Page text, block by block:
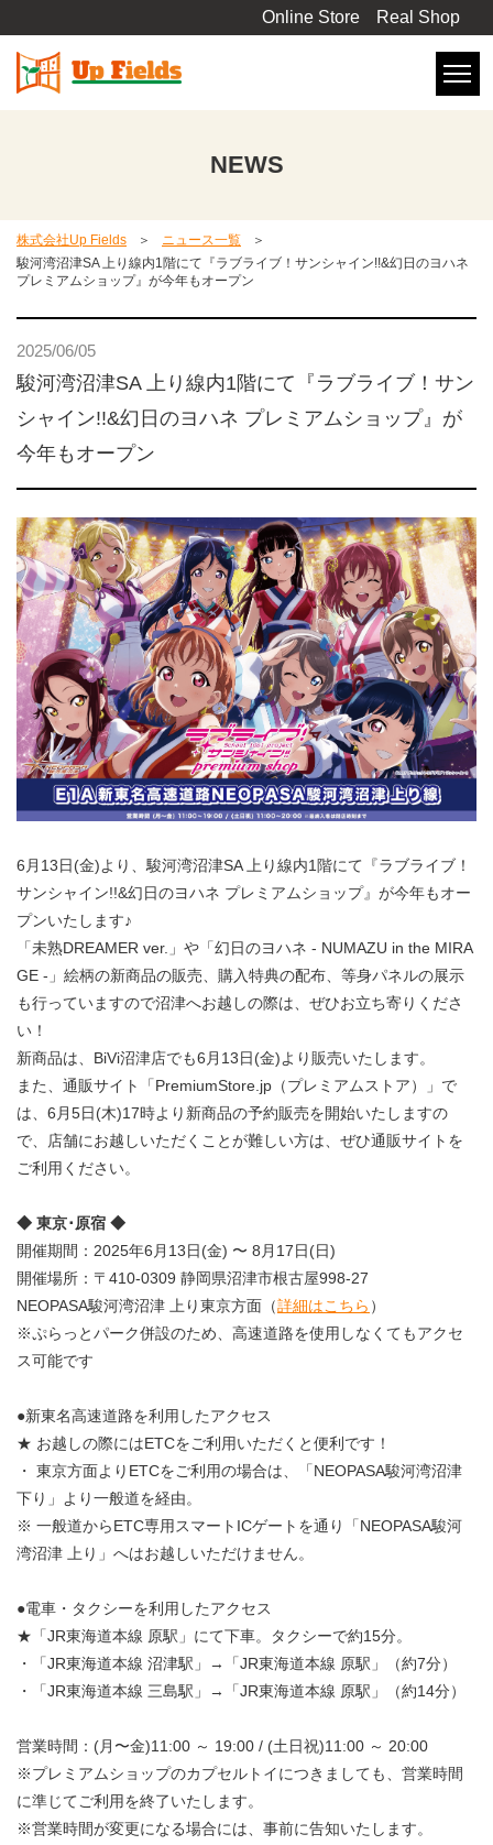
Online Store Real Shop
NEWS
株式会社Up Fields
ニュース一覧
駿河湾沼津SA 上り線内1階にて『ラブライブ！サンシャイン!!&幻日のヨハネ
プレミアムショップ』が今年もオープン
2025/06/05
駿河湾沼津SA 上り線内1階にて『ラブライブ！サン
シャイン!!&幻日のヨハネ プレミアムショップ』が
今年もオープン
6月13日(金)より、駿河湾沼津SA 上り線内1階にて『ラブライブ！
サンシャイン!!&幻日のヨハネ プレミアムショップ』が今年もオー
プンいたします♪
「未熟DREAMER ver.」や「幻日のヨハネ - NUMAZU in the MIRA
GE -」絵柄の新商品の販売、購入特典の配布、等身パネルの展示
も行っていますので沼津へお越しの際は、ぜひお立ち寄りくださ
い！
新商品は、BiVi沼津店でも6月13日(金)より販売いたします。
また、通販サイト「PremiumStore.jp（プレミアムストア）」で
は、6月5日(木)17時より新商品の予約販売を開始いたしますの
で、店舗にお越しいただくことが難しい方は、ぜひ通販サイトを
ご利用ください。
◆ 東京･原宿 ◆
開催期間：2025年6月13日(金) 〜 8月17日(日)
開催場所：〒410-0309 静岡県沼津市根古屋998-27
NEOPASA駿河湾沼津 上り東京方面（詳細はこちら ）
※ぷらっとパーク併設のため、高速道路を使用しなくてもアクセ
ス可能です
●新東名高速道路を利用したアクセス
★ お越しの際にはETCをご利用いただくと便利です！
・ 東京方面よりETCをご利用の場合は、「NEOPASA駿河湾沼津
下り」より一般道を経由。
※ 一般道からETC専用スマートICゲートを通り「NEOPASA駿河
湾沼津 上り」へはお越しいただけません。
●電車・タクシーを利用したアクセス
★「JR東海道本線 原駅」にて下車。タクシーで約15分。
・「JR東海道本線 沼津駅」→「JR東海道本線 原駅」（約7分）
・「JR東海道本線 三島駅」→「JR東海道本線 原駅」（約14分）
営業時間：(月〜金)11:00 ～ 19:00 / (土日祝)11:00 ～ 20:00
※プレミアムショップのカプセルトイにつきましても、営業時間
に準じてご利用を終了いたします。
※営業時間が変更になる場合には、事前に告知いたします。